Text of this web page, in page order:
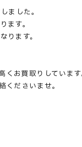
ました。
ます。
ります。
お買取りしています
くださいませ。